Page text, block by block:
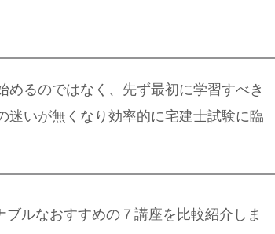
るのではなく、先ず最初に学習すべき
迷いが無くなり効率的に宅建士試験に臨
ルなおすすめの７講座を比較紹介しま